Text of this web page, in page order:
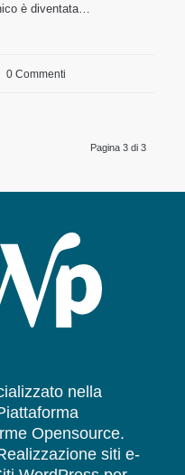
è diventata…
0 Commenti
Pagina 3 di 3
nella
Opensource.
siti e-